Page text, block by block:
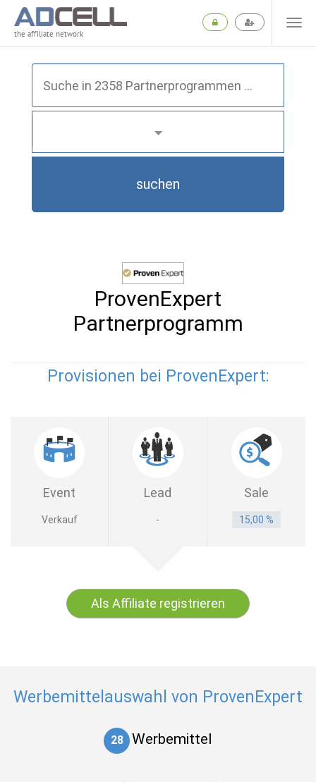
the affiliate network
suchen
ProvenExpert
Partnerprogramm
Provisionen bei ProvenExpert:
Event Lead Sale
Verkauf - 15,00 %
Als Affiliate registrieren
Werbemittelauswahl von ProvenExpert
28 Werbemittel